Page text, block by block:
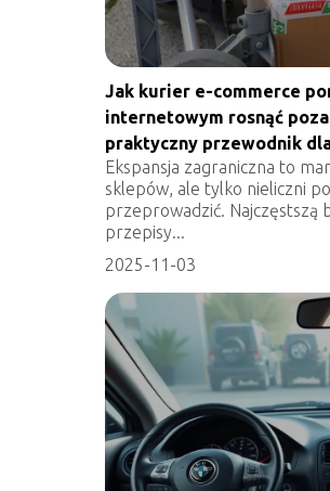
Jak kurier e-commerce
internetowym rosnąć
praktyczny przewodnik
Ekspansja zagraniczna to
sklepów, ale tylko nieliczni
przeprowadzić. Najczęstszą
przepisy...
2025-11-03